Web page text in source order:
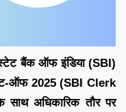
बैंक ऑफ इंडिया (SBI)
ऑफ 2025 (SBI Clerk
अधिकारिक तौर पर